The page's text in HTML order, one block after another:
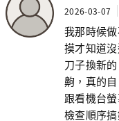
2026-03-07
我那時候
摸才知道
刀子換新
齁，真的
跟看機台
檢查順序